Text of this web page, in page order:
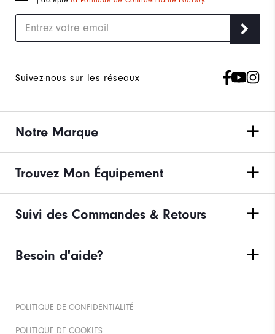
Suivez-nous sur les réseaux
Notre Marque
Trouvez Mon Équipement
Suivi des Commandes & Retours
Besoin d'aide?
POLITIQUE DE CONFIDENTIALITÉ
POLITIQUE DE COOKIES